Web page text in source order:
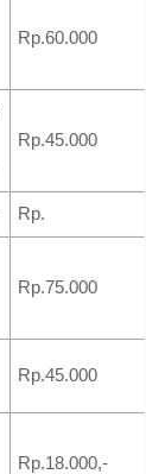
Rp.60.000
Rp.45.000
Rp.
Rp.75.000
Rp.45.000
Rp.18.000,-